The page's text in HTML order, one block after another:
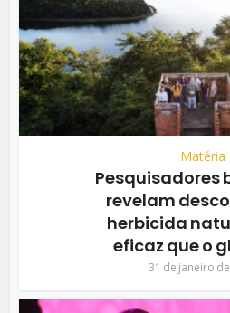
Matéria
Pesquisadores
revelam
herbicida
eficaz que o
31 de janeiro